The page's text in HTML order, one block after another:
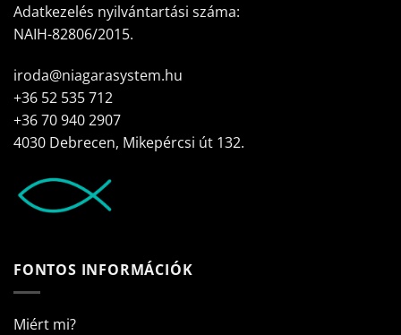
Adatkezelés nyilvántartási száma:
NAIH-82806/2015.
iroda@niagarasystem.hu
+36 52 535 712
+36 70 940 2907
4030 Debrecen, Mikepércsi út 132.
FONTOS INFORMÁCIÓK
Miért mi?